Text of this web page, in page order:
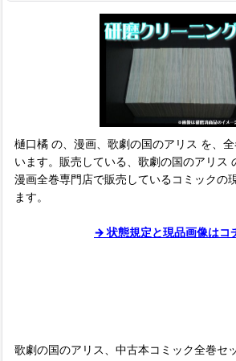
樋口橘 の、漫画、歌劇の国のアリス を、
います。販売している、歌劇の国のアリス
漫画全巻専門店で販売しているコミックの
ます。
→ 状態規定と現品画像はコ
歌劇の国のアリス、中古本コミック全巻セ